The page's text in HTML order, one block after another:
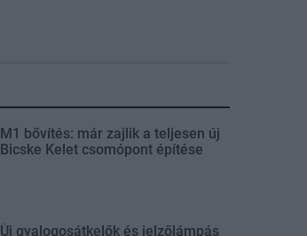
M1 bővítés: már zajlik a teljesen új
Bicske Kelet csomópont építése
Új gyalogosátkelők és jelzőlámpás